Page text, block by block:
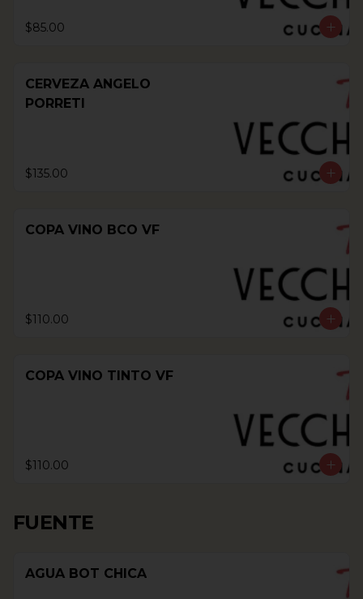
$85.00
CERVEZA ANGELO
PORRETI
$135.00
COPA VINO BCO VF
$110.00
COPA VINO TINTO VF
$110.00
FUENTE
AGUA BOT CHICA